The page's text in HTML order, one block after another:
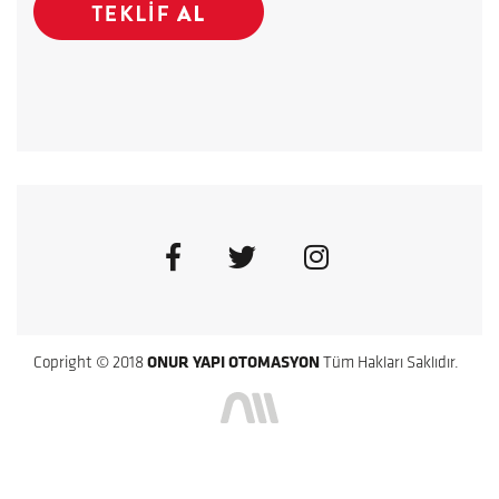
Copright © 2018 ONUR YAPI OTOMASYON Tüm Hakları Saklıdır.